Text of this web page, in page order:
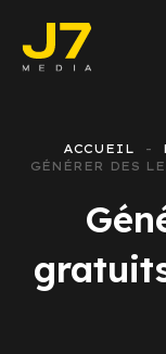
ACCUEIL
GÉNÉRER DES